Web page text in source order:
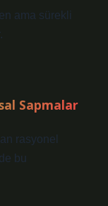
ama sürekli
Sapmalar
rasyonel
bu